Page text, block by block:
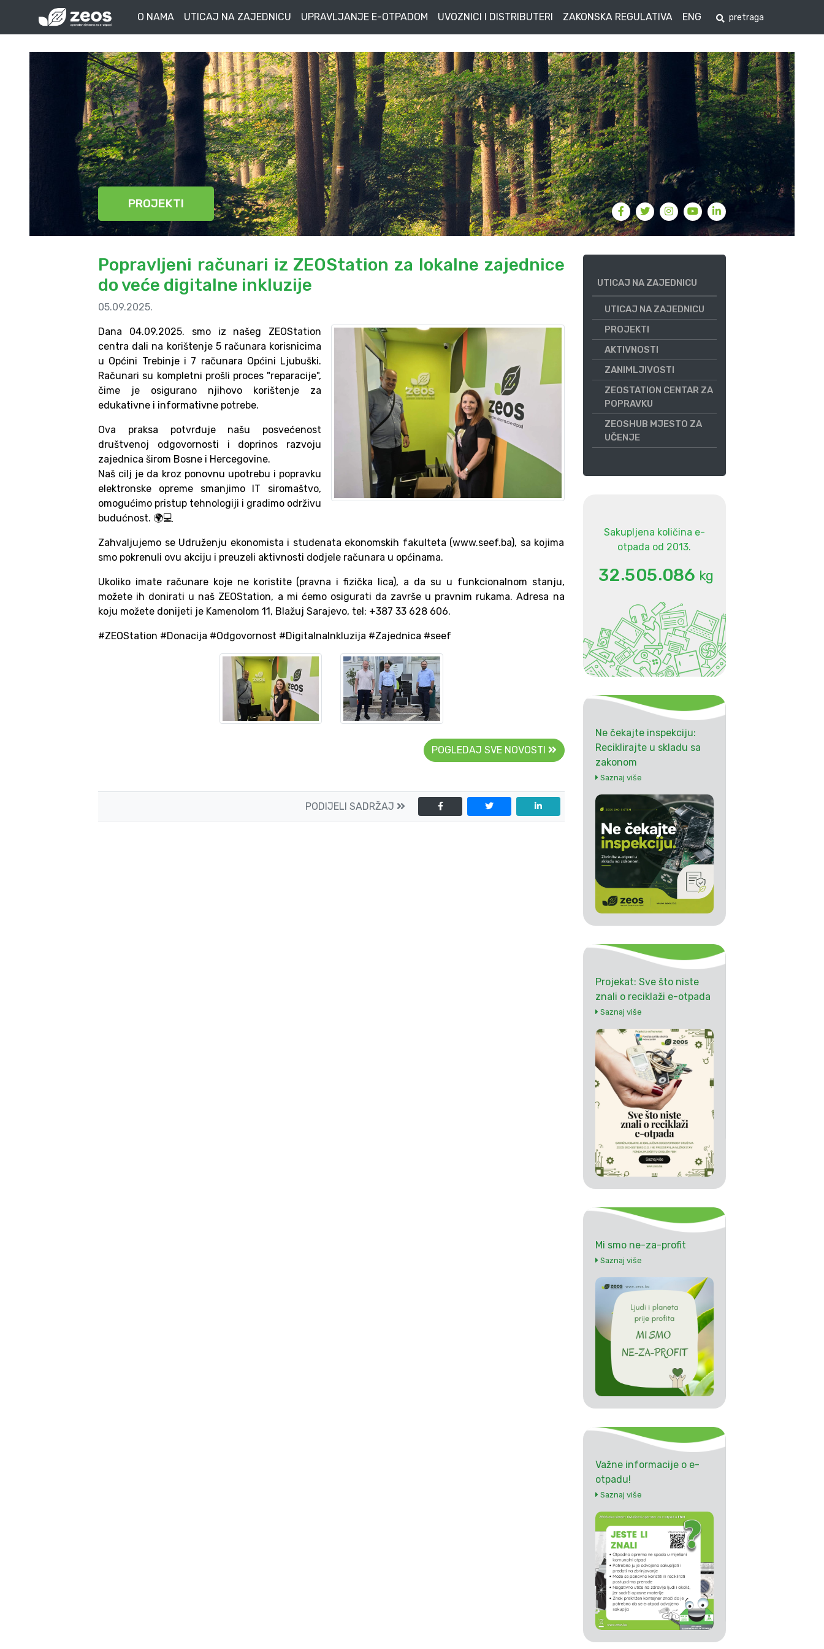
O NAMA UTICAJ NA ZAJEDNICU UPRAVLJANJE E-OTPADOM UVOZNICI I DISTRIBUTERI ZAKONSKA REGULATIVA ENG
PROJEKTI
Popravljeni računari iz ZEOStation za lokalne zajednice
do veće digitalne inkluzije
05.09.2025.
Dana 04.09.2025. smo iz našeg ZEOStation
centra dali na korištenje 5 računara korisnicima
u Općini Trebinje i 7 računara Općini Ljubuški.
Računari su kompletni prošli proces "reparacije",
čime je osigurano njihovo korištenje za
edukativne i informativne potrebe.
Ova praksa potvrđuje našu posvećenost
društvenoj odgovornosti i doprinos razvoju
zajednica širom Bosne i Hercegovine.
Naš cilj je da kroz ponovnu upotrebu i popravku
elektronske opreme smanjimo IT siromaštvo,
omogućimo pristup tehnologiji i gradimo održivu
budućnost. 🌍💻
Zahvaljujemo se Udruženju ekonomista i studenata ekonomskih fakulteta (www.seef.ba), sa kojima
smo pokrenuli ovu akciju i preuzeli aktivnosti dodjele računara u općinama.
Ukoliko imate računare koje ne koristite (pravna i fizička lica), a da su u funkcionalnom stanju,
možete ih donirati u naš ZEOStation, a mi ćemo osigurati da završe u pravnim rukama. Adresa na
koju možete donijeti je Kamenolom 11, Blažuj Sarajevo, tel: +387 33 628 606.
#ZEOStation #Donacija #Odgovornost #DigitalnaInkluzija #Zajednica #seef
POGLEDAJ SVE NOVOSTI
PODIJELI SADRŽAJ
UTICAJ NA ZAJEDNICU
UTICAJ NA ZAJEDNICU
PROJEKTI
AKTIVNOSTI
ZANIMLJIVOSTI
ZEOSTATION CENTAR ZA
POPRAVKU
ZEOSHUB MJESTO ZA
UČENJE
Sakupljena količina e-
otpada od 2013.
32.505.086 kg
Ne čekajte inspekciju:
Reciklirajte u skladu sa
zakonom
Saznaj više
Projekat: Sve što niste
znali o reciklaži e-otpada
Saznaj više
Mi smo ne-za-profit
Saznaj više
Važne informacije o e-
otpadu!
Saznaj više